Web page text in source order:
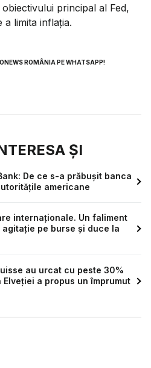
principal al Fed,
limita inflaţia.
ROMÂNIA PE WHATSAPP!
ȘI
De ce s-a prăbușit banca
americane
internaționale. Un faliment
pe burse și duce la
au urcat cu peste 30%
a propus un împrumut